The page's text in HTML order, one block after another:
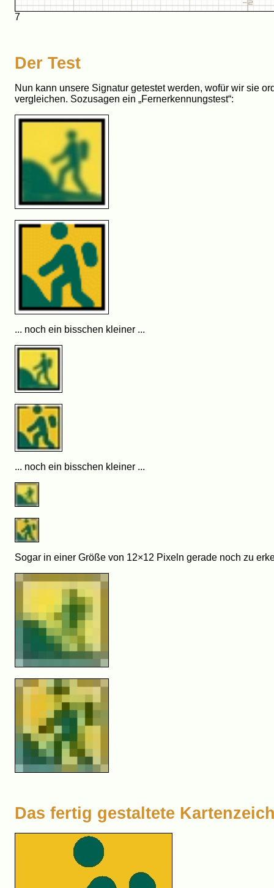
7
Der Test
Nun kann unsere Signatur getestet werden, wofür wir sie
vergleichen. Sozusagen ein „Fernerkennungstest“:
... noch ein bisschen kleiner ...
... noch ein bisschen kleiner ...
Sogar in einer Größe von 12×12 Pixeln gerade noch zu
Das fertig gestaltete